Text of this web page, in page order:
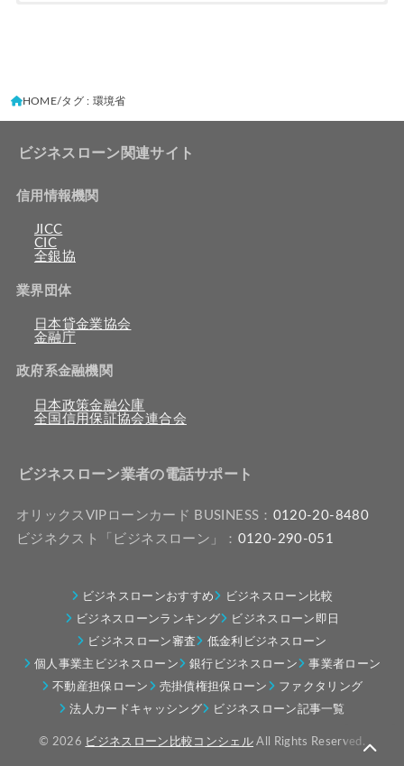
HOME タグ : 環境省
ビジネスローン関連サイト
信用情報機関
JICC
CIC
全銀協
業界団体
日本貸金業協会
金融庁
政府系金融機関
日本政策金融公庫
全国信用保証協会連合会
ビジネスローン業者の電話サポート
オリックスVIPローンカード BUSINESS： 0120-20-8480
ビジネクスト「ビジネスローン」： 0120-290-051
ビジネスローンおすすめ
ビジネスローン比較
ビジネスローンランキング
ビジネスローン即日
ビジネスローン審査
低金利ビジネスローン
個人事業主ビジネスローン
銀行ビジネスローン
事業者ローン
不動産担保ローン
売掛債権担保ローン
ファクタリング
法人カードキャッシング
ビジネスローン記事一覧
© 2026 ビジネスローン比較コンシェル All Rights Reserved.